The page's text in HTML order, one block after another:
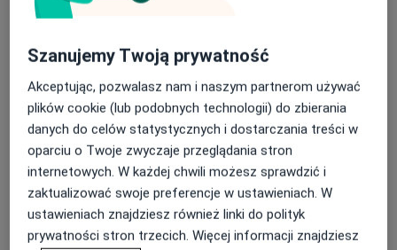
Bezpieczne płatności
lek. Arthur Abbazov
W trakcie specjalizacji (Urolog), Androlog ·Więcej
3 opinie
Adres Online
Szanujemy Twoją prywatność
Akceptując, pozwalasz nam i naszym partnerom używać
plików cookie (lub podobnych technologii) do zbierania
danych do celów statystycznych i dostarczania treści w
oparciu o Twoje zwyczaje przeglądania stron
internetowych. W każdej chwili możesz sprawdzić i
zaktualizować swoje preferencje w ustawieniach. W
ustawieniach znajdziesz również linki do polityk
prywatności stron trzecich. Więcej informacji znajdziesz